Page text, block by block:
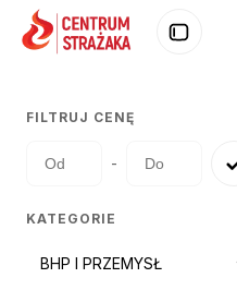
FILTRUJ CENĘ
-
KATEGORIE
BHP I PRZEMYSŁ